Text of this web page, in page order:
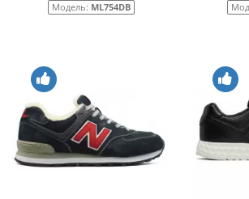
Модель: ML754DB